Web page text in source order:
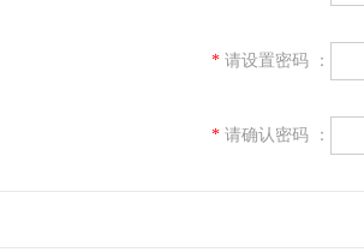
* 请设置密码 ：
* 请确认密码 ：